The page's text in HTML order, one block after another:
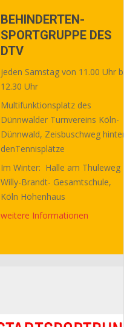
BEHINDERTEN-
SPORTGRUPPE DES
DTV
jeden Samstag von 11.00 Uhr
12.30 Uhr
Multifunktionsplatz des
Dünnwalder Turnvereins Köln-
Dünnwald, Zeisbuschweg
denTennisplätze
Im Winter: Halle am Thuleweg
Willy-Brandt- Gesamtschule,
Köln Höhenhaus
weitere Informationen